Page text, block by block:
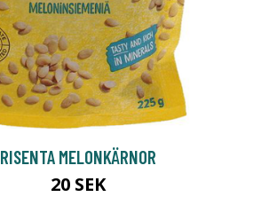
RISENTA MELONKÄRNOR
20 SEK